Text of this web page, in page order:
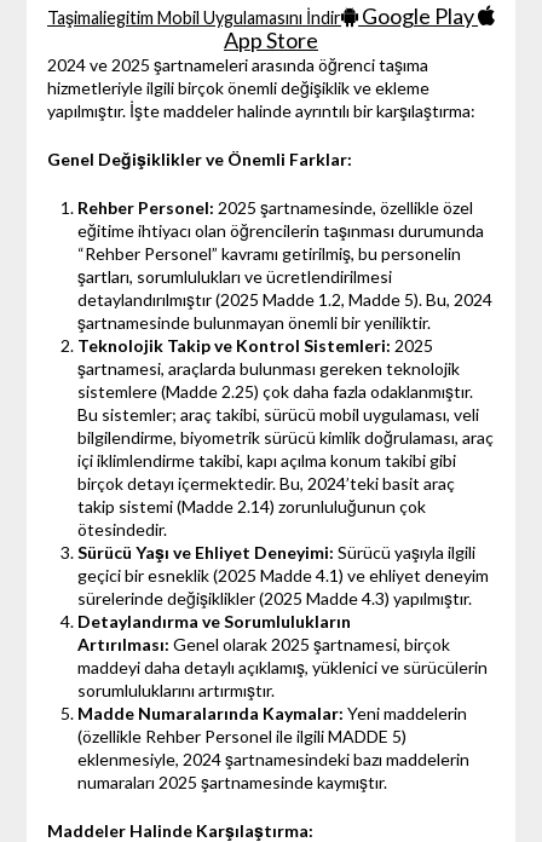
Taşimaliegitim Mobil Uygulamasını İndir
Google Play
App Store
2024 ve 2025 şartnameleri arasında öğrenci taşıma
hizmetleriyle ilgili birçok önemli değişiklik ve ekleme
yapılmıştır. İşte maddeler halinde ayrıntılı bir karşılaştırma:
Genel Değişiklikler ve Önemli Farklar:
Rehber Personel: 2025 şartnamesinde, özellikle özel
eğitime ihtiyacı olan öğrencilerin taşınması durumunda
“Rehber Personel” kavramı getirilmiş, bu personelin
şartları, sorumlulukları ve ücretlendirilmesi
detaylandırılmıştır (2025 Madde 1.2, Madde 5). Bu, 2024
şartnamesinde bulunmayan önemli bir yeniliktir.
Teknolojik Takip ve Kontrol Sistemleri: 2025
şartnamesi, araçlarda bulunması gereken teknolojik
sistemlere (Madde 2.25) çok daha fazla odaklanmıştır.
Bu sistemler; araç takibi, sürücü mobil uygulaması, veli
bilgilendirme, biyometrik sürücü kimlik doğrulaması, araç
içi iklimlendirme takibi, kapı açılma konum takibi gibi
birçok detayı içermektedir. Bu, 2024’teki basit araç
takip sistemi (Madde 2.14) zorunluluğunun çok
ötesindedir.
Sürücü Yaşı ve Ehliyet Deneyimi: Sürücü yaşıyla ilgili
geçici bir esneklik (2025 Madde 4.1) ve ehliyet deneyim
sürelerinde değişiklikler (2025 Madde 4.3) yapılmıştır.
Detaylandırma ve Sorumlulukların
Artırılması: Genel olarak 2025 şartnamesi, birçok
maddeyi daha detaylı açıklamış, yüklenici ve sürücülerin
sorumluluklarını artırmıştır.
Madde Numaralarında Kaymalar: Yeni maddelerin
(özellikle Rehber Personel ile ilgili MADDE 5)
eklenmesiyle, 2024 şartnamesindeki bazı maddelerin
numaraları 2025 şartnamesinde kaymıştır.
Maddeler Halinde Karşılaştırma: